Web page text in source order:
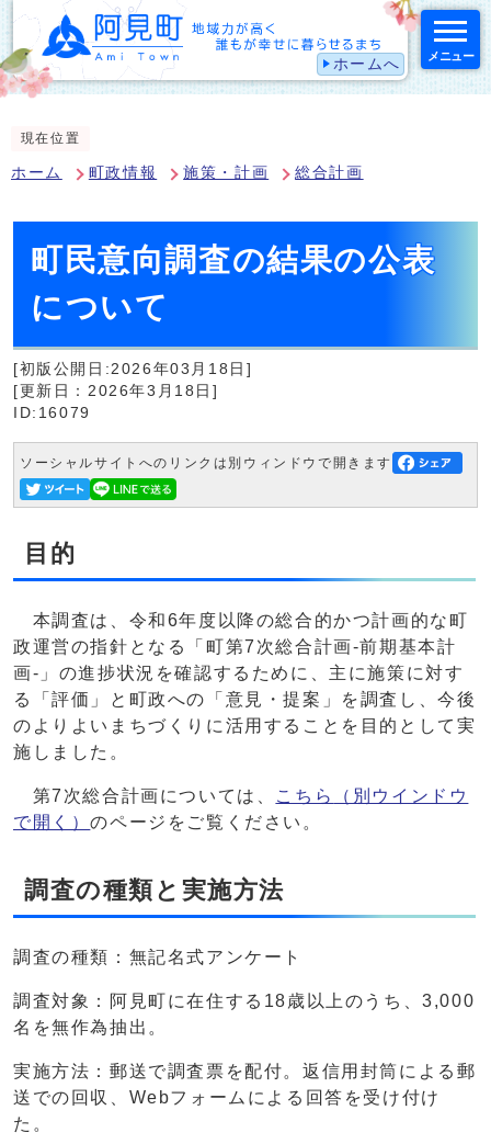
ホームへ メニュー
現在位置
ホーム 町政情報 施策・計画 総合計画
町民意向調査の結果の公表
について
[初版公開日:2026年03月18日]
[更新日：2026年3月18日]
ID:16079
ソーシャルサイトへのリンクは別ウィンドウで開きます
目的
本調査は、令和6年度以降の総合的かつ計画的な町
政運営の指針となる「町第7次総合計画-前期基本計
画-」の進捗状況を確認するために、主に施策に対す
る「評価」と町政への「意見・提案」を調査し、今後
のよりよいまちづくりに活用することを目的として実
施しました。
第7次総合計画については、 こちら
（別ウインドウ
で開く）のページをご覧ください。
調査の種類と実施方法
調査の種類：無記名式アンケート
調査対象：阿見町に在住する18歳以上のうち、3,000
名を無作為抽出。
実施方法：郵送で調査票を配付。返信用封筒による郵
送での回収、Webフォームによる回答を受け付け
た。